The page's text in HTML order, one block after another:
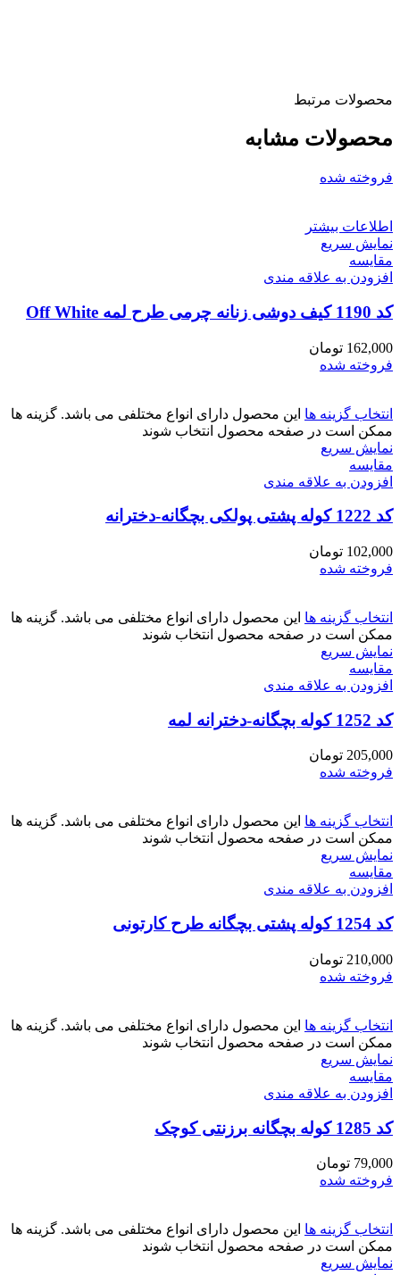
محصولات مرتبط
محصولات مشابه
فروخته شده
اطلاعات بیشتر
نمایش سریع
مقايسه
افزودن به علاقه مندی
کد 1190 کیف دوشی زنانه چرمی طرح لمه Off White
162,000 تومان
فروخته شده
انتخاب گزینه ها این محصول دارای انواع مختلفی می باشد. گزینه ها
ممکن است در صفحه محصول انتخاب شوند
نمایش سریع
مقايسه
افزودن به علاقه مندی
کد 1222 کوله پشتی پولکی بچگانه-دخترانه
102,000 تومان
فروخته شده
انتخاب گزینه ها این محصول دارای انواع مختلفی می باشد. گزینه ها
ممکن است در صفحه محصول انتخاب شوند
نمایش سریع
مقايسه
افزودن به علاقه مندی
کد 1252 کوله بچگانه-دخترانه لمه
205,000 تومان
فروخته شده
انتخاب گزینه ها این محصول دارای انواع مختلفی می باشد. گزینه ها
ممکن است در صفحه محصول انتخاب شوند
نمایش سریع
مقايسه
افزودن به علاقه مندی
کد 1254 کوله پشتی بچگانه طرح کارتونی
210,000 تومان
فروخته شده
انتخاب گزینه ها این محصول دارای انواع مختلفی می باشد. گزینه ها
ممکن است در صفحه محصول انتخاب شوند
نمایش سریع
مقايسه
افزودن به علاقه مندی
کد 1285 کوله بچگانه برزنتی کوچک
79,000 تومان
فروخته شده
انتخاب گزینه ها این محصول دارای انواع مختلفی می باشد. گزینه ها
ممکن است در صفحه محصول انتخاب شوند
نمایش سریع